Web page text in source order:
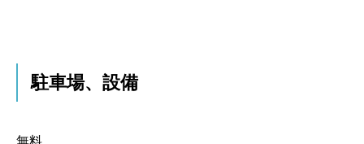
駐車場、設備
無料